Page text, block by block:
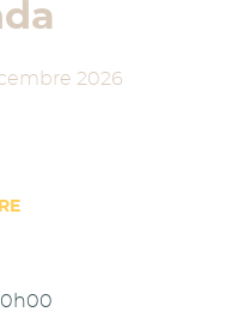
2026